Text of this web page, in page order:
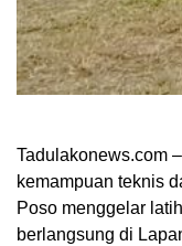
Tadulakonews.com
kemampuan teknis
Poso menggelar
berlangsung di